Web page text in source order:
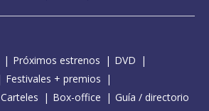
Próximos estrenos
DVD
Festivales + premios
Carteles Box-office Guía / directorio